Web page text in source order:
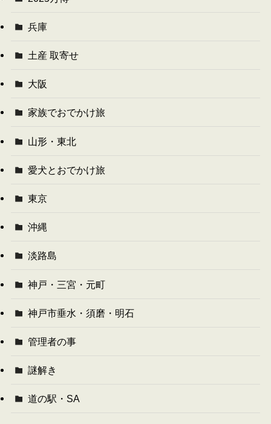
兵庫
土産 取寄せ
大阪
家族でおでかけ旅
山形・東北
愛犬とおでかけ旅
東京
沖縄
淡路島
神戸・三宮・元町
神戸市垂水・須磨・明石
管理者の事
謎解き
道の駅・SA